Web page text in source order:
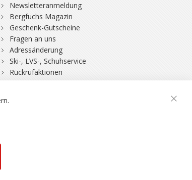
Newsletteranmeldung
Bergfuchs Magazin
Geschenk-Gutscheine
Fragen an uns
Adressänderung
Ski-, LVS-, Schuhservice
Rückrufaktionen
DSV-Skiversicherung
vorbehalten.